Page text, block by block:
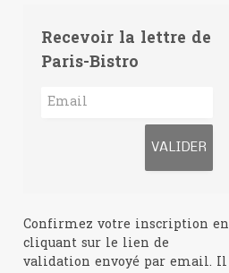
Recevoir la lettre de
Paris-Bistro
Confirmez votre inscription en
cliquant sur le lien de
validation envoyé par email. Il